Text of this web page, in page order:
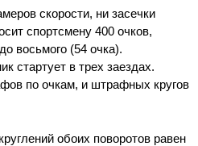
скорости, ни засечки
спортсмену 400 очков,
восьмого (54 очка).
стартует в трех заездах.
по очкам, и штрафных кругов
обоих поворотов равен